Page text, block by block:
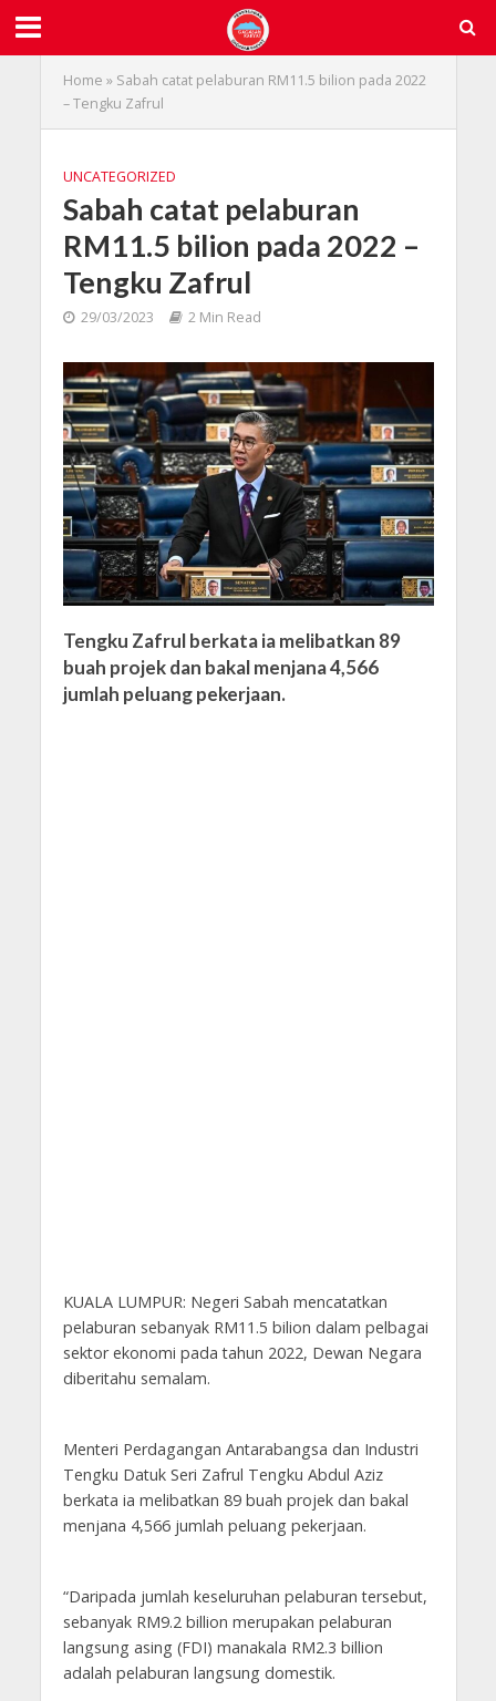
Home » Sabah catat pelaburan RM11.5 bilion pada 2022
– Tengku Zafrul
UNCATEGORIZED
Sabah catat pelaburan
RM11.5 bilion pada 2022 –
Tengku Zafrul
29/03/2023 2 Min Read
Tengku Zafrul berkata ia melibatkan 89
buah projek dan bakal menjana 4,566
jumlah peluang pekerjaan.
KUALA LUMPUR: Negeri Sabah mencatatkan
pelaburan sebanyak RM11.5 bilion dalam pelbagai
sektor ekonomi pada tahun 2022, Dewan Negara
diberitahu semalam.
Menteri Perdagangan Antarabangsa dan Industri
Tengku Datuk Seri Zafrul Tengku Abdul Aziz
berkata ia melibatkan 89 buah projek dan bakal
menjana 4,566 jumlah peluang pekerjaan.
“Daripada jumlah keseluruhan pelaburan tersebut,
sebanyak RM9.2 billion merupakan pelaburan
langsung asing (FDI) manakala RM2.3 billion
adalah pelaburan langsung domestik.